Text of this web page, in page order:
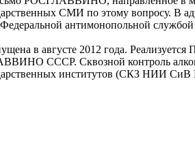
СМИ по этому вопросу.
антимонопольной службой
в августе 2012 года. Реализуется
СССР. Сквозной контроль
институтов (СКЗ НИИ